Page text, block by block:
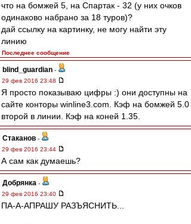
что на бомжей 5, на Спартак - 32 (у них очков
одинаково набрано за 18 туров)?
дай ссылку на картинку, не могу найти эту
линию
Последнее сообщение
blind_guardian -
29 фев 2016 23:48
Я просто показываю цифры :) они доступны на
сайте конторы winline3.com. Кэф на бомжей 5.0
второй в линии. Кэф на коней 1.35.
Cтаканов -
29 фев 2016 23:44
А сам как думаешь?
Добрянка -
29 фев 2016 23:40
ПА-А-АПРАШУ РАЗЪЯСНИТЬ...